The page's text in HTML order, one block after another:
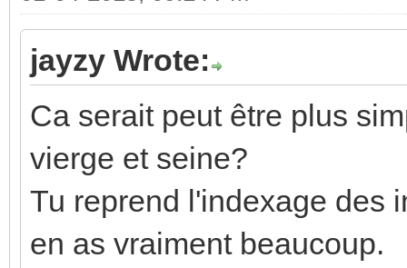
jayzy Wrote:
Ca serait peut être plus
vierge et seine?
Tu reprend l'indexage des
en as vraiment beaucoup.